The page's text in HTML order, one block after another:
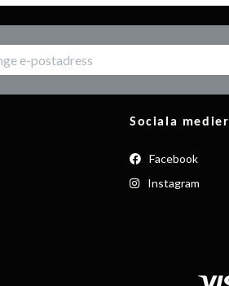
Sociala medier
Facebook
Instagram